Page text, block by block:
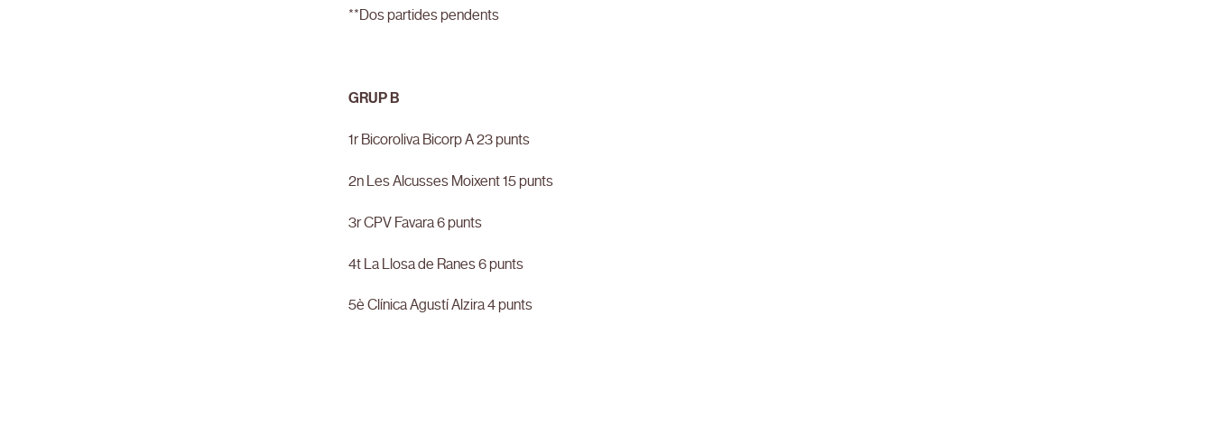
**Dos partides pendents
GRUP B
1r Bicoroliva Bicorp A 23 punts
2n Les Alcusses Moixent 15 punts
3r CPV Favara 6 punts
4t La Llosa de Ranes 6 punts
5è Clínica Agustí Alzira 4 punts